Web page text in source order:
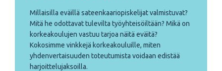
Millaisilla eväillä sateenkaariopiskelijat valmistuvat?
Mitä he odottavat tulevilta työyhteisöiltään? Mikä on
korkeakoulujen vastuu tarjoa näitä eväitä?
Kokosimme vinkkejä korkeakouluille, miten
yhdenvertaisuuden toteutumista voidaan edistää
harjoittelujaksoilla.